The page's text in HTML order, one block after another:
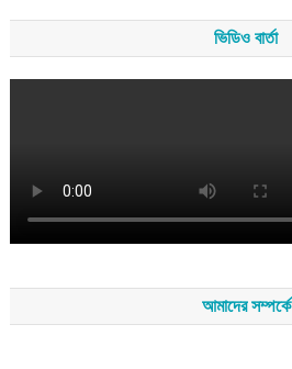
ভিডিও বার্তা
আমাদের সম্পর্কে